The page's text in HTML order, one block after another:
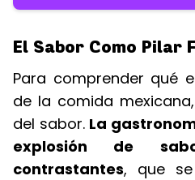
El Sabor Como Pilar
Para comprender qué
de la comida
del sabor. La
explosión de
contrastantes, que